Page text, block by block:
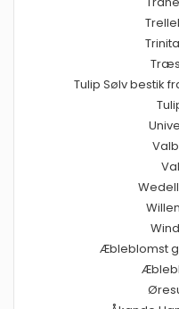
Tulip Sølv bestik
Æbleblomst